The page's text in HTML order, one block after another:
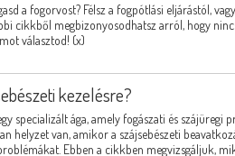
a fogorvost? Félsz a fogpótlási eljárástól,
cikkből megbizonyosodhatsz arról, hogy
választod! (x)
kezelésre?
specializált ága, amely fogászati és szájüregi
helyzet van, amikor a szájsebészeti
Ebben a cikkben megvizsgáljuk,